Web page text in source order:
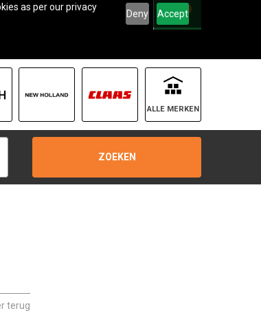
as per our privacy
Deny Accept
0
ALLE MERKEN
ZOEKEN
terug